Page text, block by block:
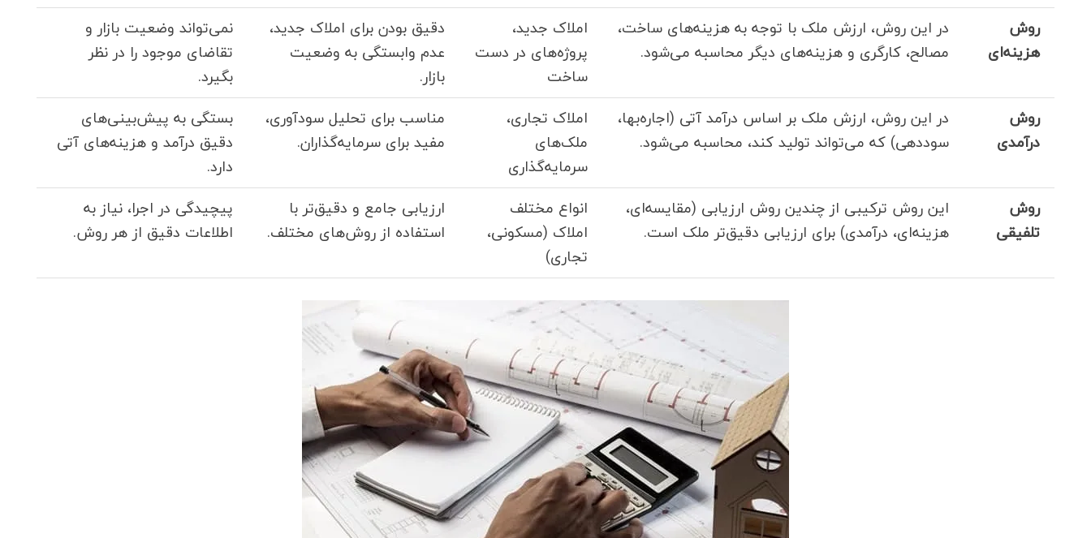
روش
هزینه‌ای
در این روش، ارزش ملک با توجه به هزینه‌های ساخت،
مصالح، کارگری و هزینه‌های دیگر محاسبه می‌شود.
املاک جدید،
پروژه‌های در دست
ساخت
دقیق بودن برای املاک جدید،
عدم وابستگی به وضعیت
بازار.
نمی‌تواند وضعیت بازار و
تقاضای موجود را در نظر
بگیرد.
روش
درآمدی
در این روش، ارزش ملک بر اساس درآمد آتی (اجاره‌بها،
سوددهی) که می‌تواند تولید کند، محاسبه می‌شود.
املاک تجاری،
ملک‌های
سرمایه‌گذاری
مناسب برای تحلیل سودآوری،
مفید برای سرمایه‌گذاران.
بستگی به پیش‌بینی‌های
دقیق درآمد و هزینه‌های آتی
دارد.
روش
تلفیقی
این روش ترکیبی از چندین روش ارزیابی (مقایسه‌ای،
هزینه‌ای، درآمدی) برای ارزیابی دقیق‌تر ملک است.
انواع مختلف
املاک (مسکونی،
تجاری)
ارزیابی جامع و دقیق‌تر با
استفاده از روش‌های مختلف.
پیچیدگی در اجرا، نیاز به
اطلاعات دقیق از هر روش.